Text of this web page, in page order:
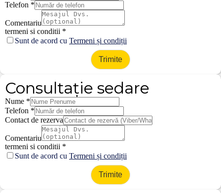
Telefon *
Comentariu
termeni si conditii *
Sunt de acord cu Termeni și condiții
Trimite
Consultație sedare
Nume *
Telefon *
Contact de rezerva
Comentariu
termeni si conditii *
Sunt de acord cu Termeni și condiții
Trimite